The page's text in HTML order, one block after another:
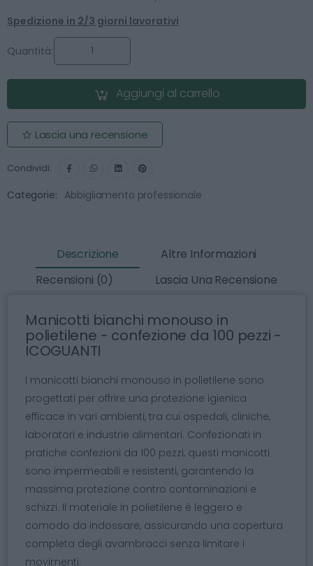
Spedizione in 2/3 giorni lavorativi
Quantità:
Aggiungi al carrello
Lascia una recensione
Condividi:
Categorie: Abbigliamento professionale
Descrizione
Altre Informazioni
Recensioni (0)
Lascia Una Recensione
Manicotti bianchi monouso in
polietilene - confezione da 100 pezzi -
ICOGUANTI
I manicotti bianchi monouso in polietilene sono
progettati per offrire una protezione igienica
efficace in vari ambienti, tra cui ospedali, cliniche,
laboratori e industrie alimentari. Confezionati in
pratiche confezioni da 100 pezzi, questi manicotti
sono impermeabili e resistenti, garantendo la
massima protezione contro contaminazioni e
schizzi. Il materiale in polietilene è leggero e
comodo da indossare, assicurando una copertura
completa degli avambracci senza limitare i
movimenti.